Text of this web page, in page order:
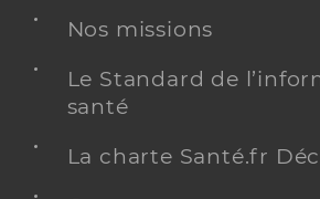
Nos missions
Le Standard de
santé
La charte Santé.fr